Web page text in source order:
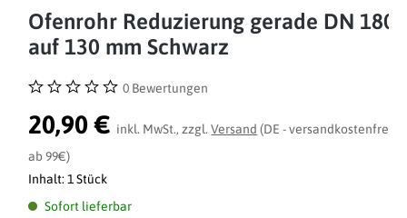
Ofenrohr Reduzierung gerade DN 180
auf 130 mm Schwarz
Durchschnittliche Bewertung von 0 von 5 Sternen
0 Bewertungen
20,90 € inkl. MwSt., zzgl.Versand (DE - versandkostenfrei
ab 99€)
Inhalt:1 Stück
Sofort lieferbar